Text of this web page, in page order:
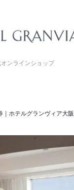
ンラインショップ
｜ホテルグランヴィア大阪